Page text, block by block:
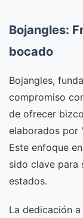
Bojangles:
bocado
Bojangles,
compromiso
de ofrecer
elaborados por
Este enfoque
sido clave para
estados.
La dedicación